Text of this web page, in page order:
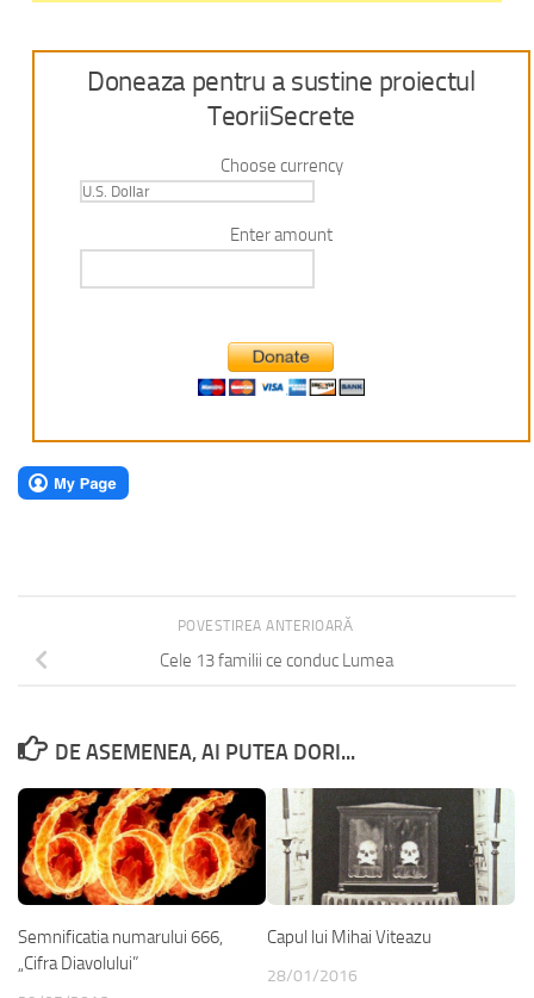
Doneaza pentru a sustine proiectul
TeoriiSecrete
Choose currency
Enter amount
POVESTIREA ANTERIOARĂ
Cele 13 familii ce conduc Lumea
DE ASEMENEA, AI PUTEA DORI...
Semnificatia numarului 666,
„Cifra Diavolului”
Capul lui Mihai Viteazu
28/01/2016